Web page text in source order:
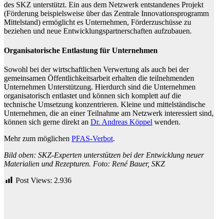
des SKZ unterstützt. Ein aus dem Netzwerk entstandenes Projekt
(Förderung beispielsweise über das Zentrale Innovationsprogramm
Mittelstand) ermöglicht es Unternehmen, Förderzuschüsse zu
beziehen und neue Entwicklungspartnerschaften aufzubauen.
Organisatorische Entlastung für Unternehmen
Sowohl bei der wirtschaftlichen Verwertung als auch bei der
gemeinsamen Öffentlichkeitsarbeit erhalten die teilnehmenden
Unternehmen Unterstützung. Hierdurch sind die Unternehmen
organisatorisch entlastet und können sich komplett auf die
technische Umsetzung konzentrieren. Kleine und mittelständische
Unternehmen, die an einer Teilnahme am Netzwerk interessiert sind,
können sich gerne direkt an Dr. Andreas Köppel wenden.
Mehr zum möglichen PFAS-Verbot.
Bild oben: SKZ-Experten unterstützen bei der Entwicklung neuer
Materialien und Rezepturen. Foto: René Bauer, SKZ
Post Views: 2.936